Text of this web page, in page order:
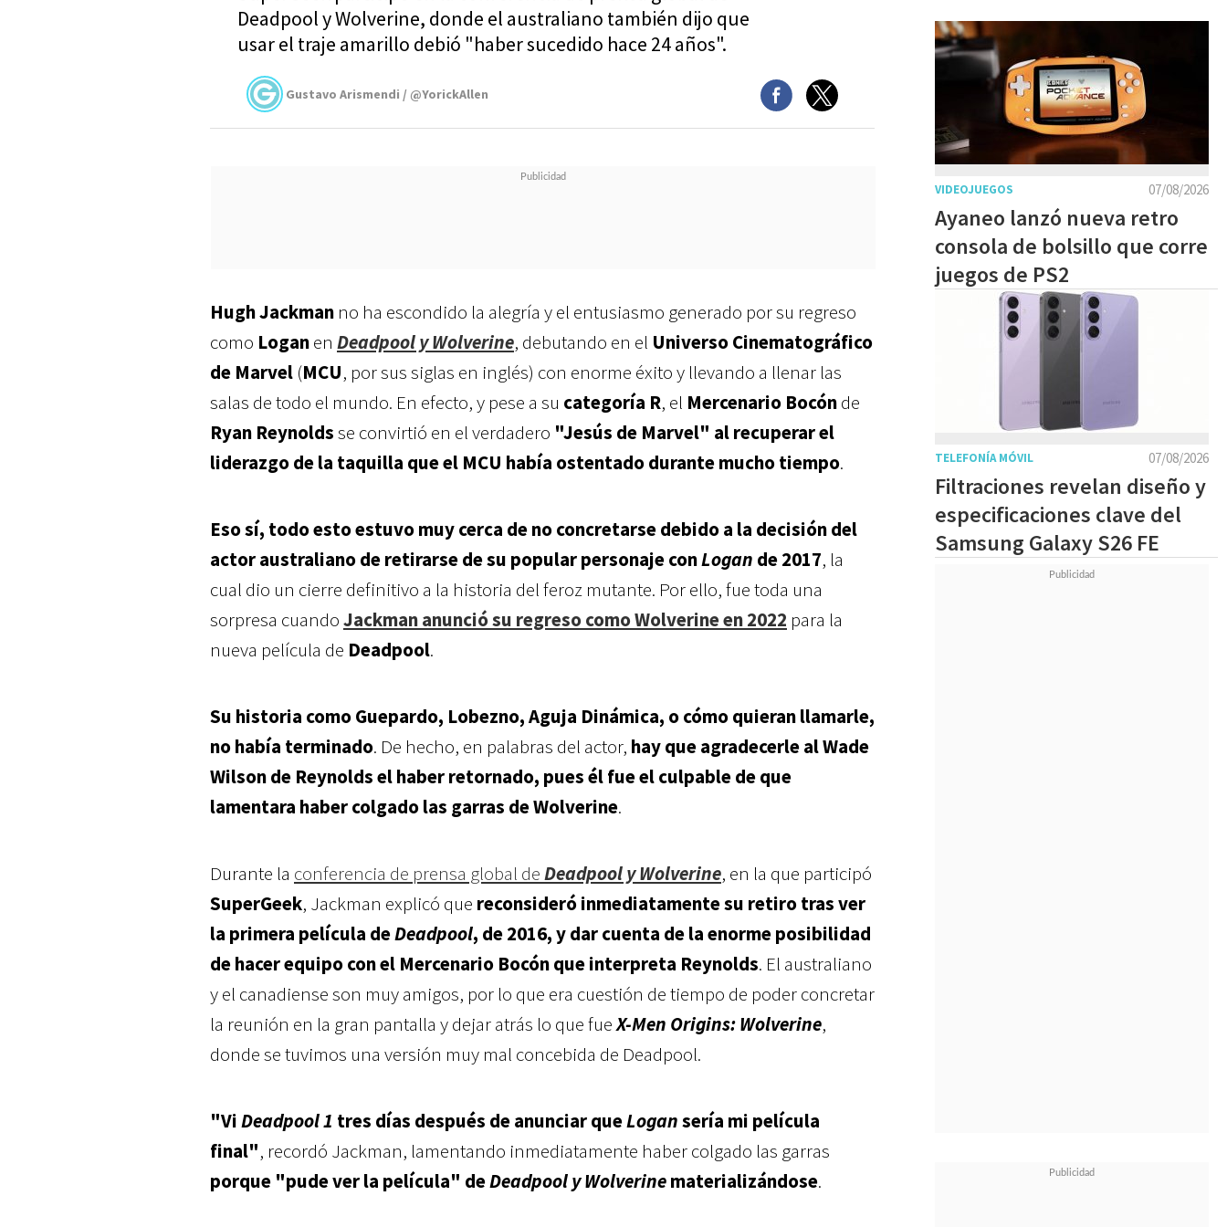
Deadpool y Wolverine, donde el australiano también dijo que
usar el traje amarillo debió "haber sucedido hace 24 años".
Gustavo Arismendi / @YorickAllen
Hugh Jackman no ha escondido la alegría y el entusiasmo generado por su regreso
como Loganen Deadpool y Wolverine, debutando en el Universo Cinematográfico
de Marvel (MCU, por sus siglas en inglés) con enorme éxito y llevando a llenar las
salas de todo el mundo. En efecto, y pese a su categoría R, el Mercenario Bocónde
Ryan Reynoldsse convirtió en el verdadero "Jesús de Marvel" al recuperar el
liderazgo de la taquilla que el MCU había ostentado durante mucho tiempo.
Eso sí, todo esto estuvo muy cerca de no concretarse debido a la decisión del
actor australiano de retirarse de su popular personaje conLogan de 2017, la
cual dio un cierre definitivo a la historia del feroz mutante. Por ello, fue toda una
sorpresa cuandoJackman anunció su regreso como Wolverine en 2022 para la
nueva película de Deadpool.
Su historia como Guepardo, Lobezno, Aguja Dinámica, o cómo quieran llamarle,
no había terminado. De hecho, en palabras del actor, hay que agradecerle al Wade
Wilson de Reynolds el haber retornado, pues él fue el culpable de que
lamentara haber colgado las garras de Wolverine.
Durante la conferencia de prensa global deDeadpool y Wolverine, en la que participó
SuperGeek, Jackman explicó que reconsideró inmediatamente su retiro tras ver
la primera película deDeadpool, de 2016, y dar cuenta de la enorme posibilidad
de hacer equipo con el Mercenario Bocón que interpreta Reynolds. El australiano
y el canadiense son muy amigos, por lo que era cuestión de tiempo de poder concretar
la reunión en la gran pantalla y dejar atrás lo que fueX-Men Origins: Wolverine,
donde se tuvimos una versión muy mal concebida de Deadpool.
"ViDeadpool 1 tres días después de anunciar queLogansería mi película
final", recordó Jackman, lamentando inmediatamente haber colgado las garras
porque "pude ver la película" deDeadpool y Wolverinematerializándose.
07/08/2026
VIDEOJUEGOS
Ayaneo lanzó nueva retro
consola de bolsillo que corre
juegos de PS2
07/08/2026
TELEFONÍA MÓVIL
Filtraciones revelan diseño y
especificaciones clave del
Samsung Galaxy S26 FE